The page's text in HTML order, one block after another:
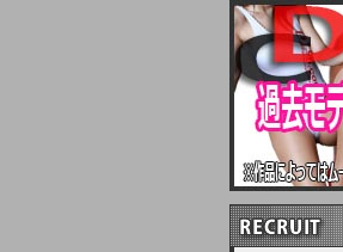
ますが、ご理
致します。
2022-09-01 (
【サーバーメ
せ】
9月10日（土
AM8：00（予
ナンスを致し